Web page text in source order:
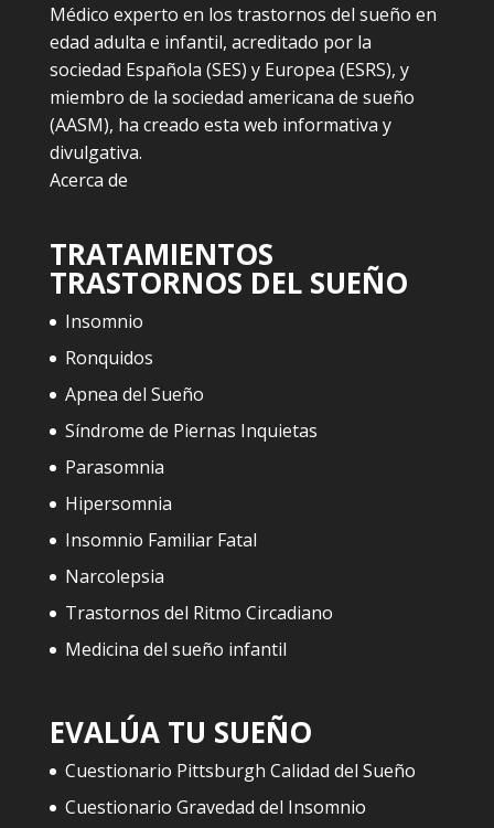
Médico experto en los trastornos del sueño en
edad adulta e infantil, acreditado por la
sociedad Española (SES) y Europea (ESRS), y
miembro de la sociedad americana de sueño
(AASM), ha creado esta web informativa y
divulgativa.
Acerca de
TRATAMIENTOS
TRASTORNOS DEL SUEÑO
Insomnio
Ronquidos
Apnea del Sueño
Síndrome de Piernas Inquietas
Parasomnia
Hipersomnia
Insomnio Familiar Fatal
Narcolepsia
Trastornos del Ritmo Circadiano
Medicina del sueño infantil
EVALÚA TU SUEÑO
Cuestionario Pittsburgh Calidad del Sueño
Cuestionario Gravedad del Insomnio